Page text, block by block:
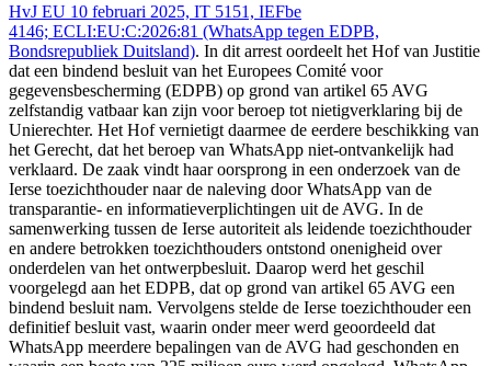
HvJ EU 10 februari 2025, IT 5151, IEFbe
4146; ECLI:EU:C:2026:81 (WhatsApp tegen EDPB,
Bondsrepubliek Duitsland). In dit arrest oordeelt het Hof van Justitie
dat een bindend besluit van het Europees Comité voor
gegevensbescherming (EDPB) op grond van artikel 65 AVG
zelfstandig vatbaar kan zijn voor beroep tot nietigverklaring bij de
Unierechter. Het Hof vernietigt daarmee de eerdere beschikking van
het Gerecht, dat het beroep van WhatsApp niet-ontvankelijk had
verklaard. De zaak vindt haar oorsprong in een onderzoek van de
Ierse toezichthouder naar de naleving door WhatsApp van de
transparantie- en informatieverplichtingen uit de AVG. In de
samenwerking tussen de Ierse autoriteit als leidende toezichthouder
en andere betrokken toezichthouders ontstond onenigheid over
onderdelen van het ontwerpbesluit. Daarop werd het geschil
voorgelegd aan het EDPB, dat op grond van artikel 65 AVG een
bindend besluit nam. Vervolgens stelde de Ierse toezichthouder een
definitief besluit vast, waarin onder meer werd geoordeeld dat
WhatsApp meerdere bepalingen van de AVG had geschonden en